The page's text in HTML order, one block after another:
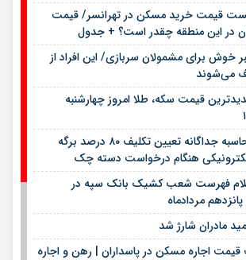
قیمت خرید مسکن در تهرانسر/ قیمت
در این منطقه چقدر است؟ + جدول
خوش برای مشمولان سربازی/ این افراد از
می‌شوند
قیمت سکه، طلا امروز چهارشنبه
محاسبه جداگانه تعیین تکلیف ۸۰ درصد برگه
هنگام درخواست دسته چک
فهرست شعب کشیک بانک سپه در
مردادماه
مادران شارژ شد
اجاره مسکن در پاسداران | رهن و اجاره